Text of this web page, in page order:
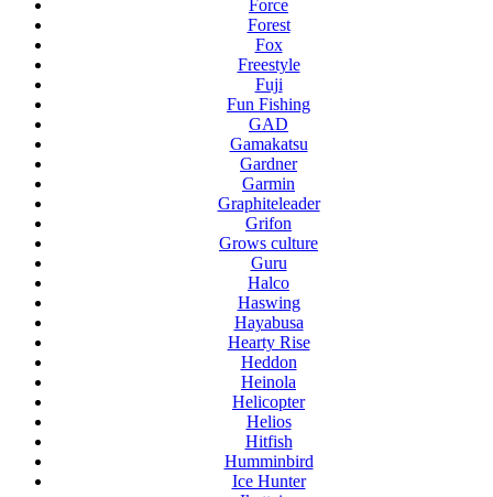
Force
Forest
Fox
Freestyle
Fuji
Fun Fishing
GAD
Gamakatsu
Gardner
Garmin
Graphiteleader
Grifon
Grows culture
Guru
Halco
Haswing
Hayabusa
Hearty Rise
Heddon
Heinola
Helicopter
Helios
Hitfish
Humminbird
Ice Hunter